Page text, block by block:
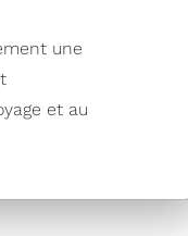
une
et au